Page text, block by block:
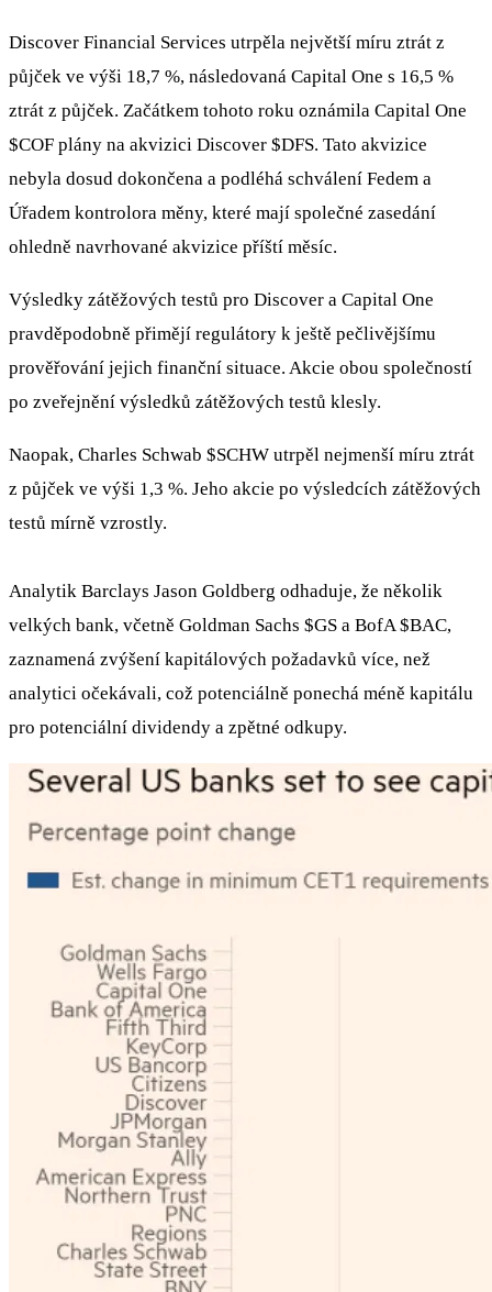
Discover Financial Services utrpěla největší míru ztrát z
půjček ve výši 18,7 %, následovaná Capital One s 16,5 %
ztrát z půjček. Začátkem tohoto roku oznámila Capital One
$COF plány na akvizici Discover $DFS. Tato akvizice
nebyla dosud dokončena a podléhá schválení Fedem a
Úřadem kontrolora měny, které mají společné zasedání
ohledně navrhované akvizice příští měsíc.
Výsledky zátěžových testů pro Discover a Capital One
pravděpodobně přimějí regulátory k ještě pečlivějšímu
prověřování jejich finanční situace. Akcie obou společností
po zveřejnění výsledků zátěžových testů klesly.
Naopak, Charles Schwab $SCHW utrpěl nejmenší míru ztrát
z půjček ve výši 1,3 %. Jeho akcie po výsledcích zátěžových
testů mírně vzrostly.
Analytik Barclays Jason Goldberg odhaduje, že několik
velkých bank, včetně Goldman Sachs $GS a BofA $BAC,
zaznamená zvýšení kapitálových požadavků více, než
analytici očekávali, což potenciálně ponechá méně kapitálu
pro potenciální dividendy a zpětné odkupy.